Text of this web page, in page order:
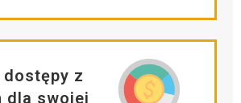
dostępy z
dla swojej